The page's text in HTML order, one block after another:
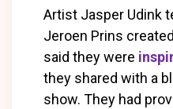
Artist Jasper Udink
Jeroen Prins created
said they were
they shared with a
show. They had